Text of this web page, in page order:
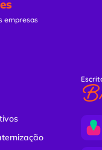
empresas